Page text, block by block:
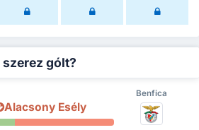
szerez gólt?
Benfica
Alacsony Esély